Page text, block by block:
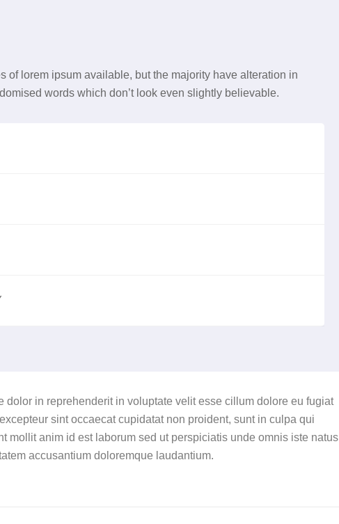
of lorem ipsum available, but the majority have alteration in
words which don’t look even slightly believable.
dolor in reprehenderit in voluptate velit esse cillum dolore eu fugiat
sint occaecat cupidatat non proident, sunt in culpa qui
mollit anim id est laborum sed ut perspiciatis unde omnis iste natus
accusantium doloremque laudantium.